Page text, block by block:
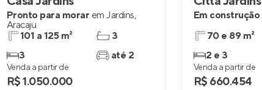
Pronto para morar em Jardins,
Aracaju
101 a 125 m²
3
3
até 2
Venda a partir de
R$ 1.050.000
Em construção
70 e 89 m²
2 e 3
Venda a partir de
R$ 660.454